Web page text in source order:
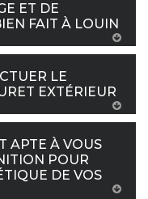
ET DE
FAIT À LOUIN
LE
EXTÉRIEUR
APTE À VOUS
POUR
DE VOS